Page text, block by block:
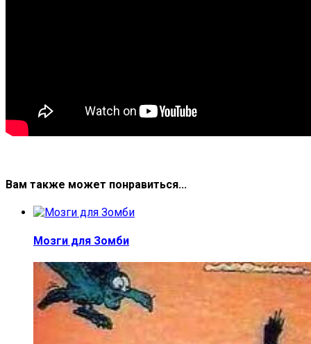
Вам также может понравиться...
Мозги для Зомби